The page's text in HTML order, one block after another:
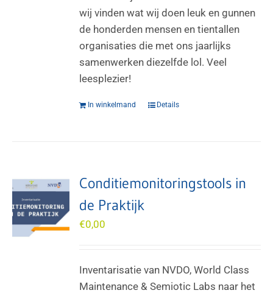
wij vinden wat wij doen leuk en gunnen
de honderden mensen en tientallen
organisaties die met ons jaarlijks
samenwerken diezelfde lol. Veel
leesplezier!
In winkelmand Details
Conditiemonitoringstools in
de Praktijk
€0,00
Inventarisatie van NVDO, World Class
Maintenance & Semiotic Labs naar het